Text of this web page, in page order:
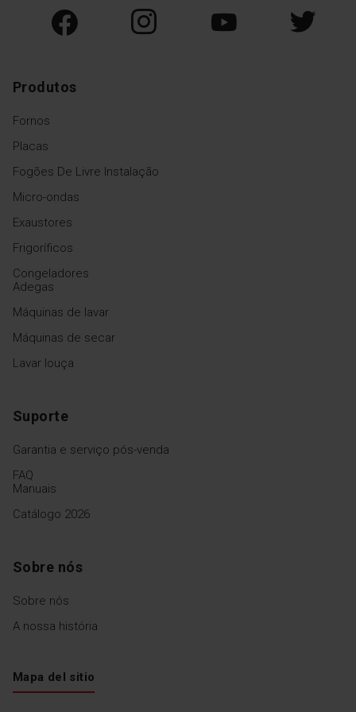
Produtos
Fornos
Placas
Fogões De Livre Instalação
Micro-ondas
Exaustores
Frigoríficos
Congeladores
Adegas
Máquinas de lavar
Máquinas de secar
Lavar louça
Suporte
Garantia e serviço pós-venda
FAQ
Manuais
Catálogo 2026
Sobre nós
Sobre nós
A nossa história
Mapa del sitio